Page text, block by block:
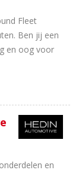
Fleet
Ben jij een
en oog voor
en